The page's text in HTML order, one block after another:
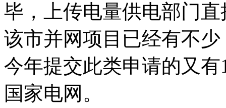
毕，上传电量供电部门
该市并网项目已经有不
今年提交此类申请的又
国家电网。